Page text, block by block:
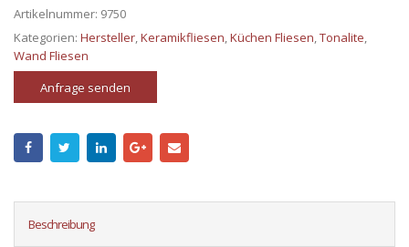
Artikelnummer: 9750
Kategorien: Hersteller,Keramikfliesen,Küchen Fliesen,Tonalite,
Wand Fliesen
Anfrage senden
Beschreibung